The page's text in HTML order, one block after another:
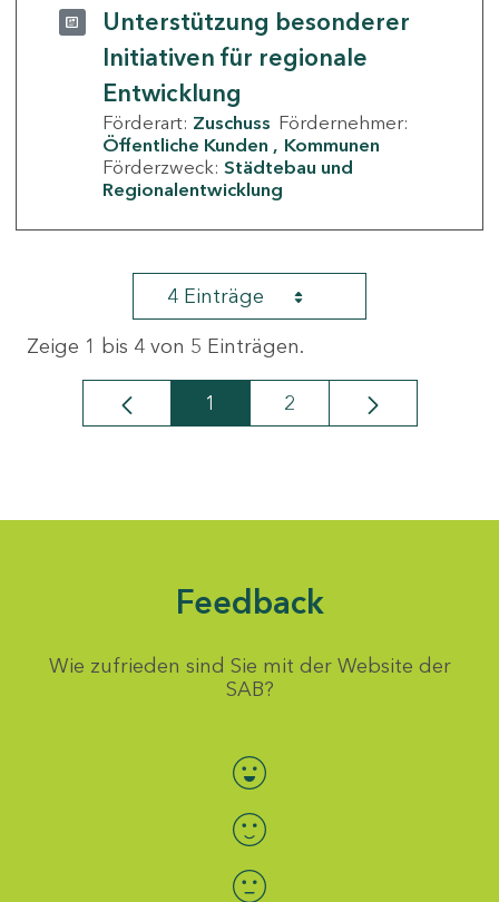
Unterstützung besonderer
Initiativen für regionale
Entwicklung
Förderart: Zuschuss Fördernehmer:
Öffentliche Kunden
Kommunen
Förderzweck: Städtebau und
Regionalentwicklung
4 Einträge
Zeige 1 bis 4 von 5 Einträgen.
Seite
1 Seite
2
Feedback
Wie zufrieden sind Sie mit der Website der
SAB?
Bewertung auswählen